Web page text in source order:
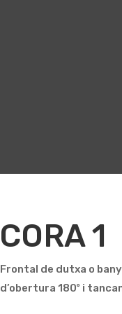
CORA 1
Frontal de dutxa o
d’obertura 180º i